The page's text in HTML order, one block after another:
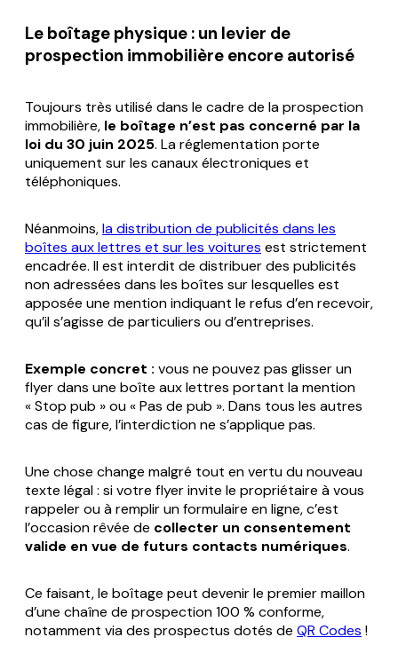
Le boîtage physique : un levier de
prospection immobilière encore autorisé
Toujours très utilisé dans le cadre de la prospection
immobilière, le boîtage n’est pas concerné par la
loi du 30 juin 2025. La réglementation porte
uniquement sur les canaux électroniques et
téléphoniques.
Néanmoins,la distribution de publicités dans les
boîtes aux lettres et sur les voitures est strictement
encadrée. Il est interdit de distribuer des publicités
non adressées dans les boîtes sur lesquelles est
apposée une mention indiquant le refus d’en recevoir,
qu’il s’agisse de particuliers ou d’entreprises.
Exemple concret : vous ne pouvez pas glisser un
flyer dans une boîte aux lettres portant la mention
« Stop pub » ou « Pas de pub ». Dans tous les autres
cas de figure, l’interdiction ne s’applique pas.
Une chose change malgré tout en vertu du nouveau
texte légal : si votre flyer invite le propriétaire à vous
rappeler ou à remplir un formulaire en ligne, c’est
l’occasion rêvée de collecter un consentement
valide en vue de futurs contacts numériques.
Ce faisant, le boîtage peut devenir le premier maillon
d’une chaîne de prospection 100 % conforme,
notamment via des prospectus dotés de QR Codes !